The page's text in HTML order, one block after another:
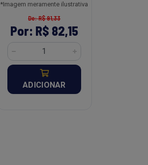
*Imagem meramente ilustrativa
De: R$ 91,33
Por: R$ 82,15
ADICIONAR